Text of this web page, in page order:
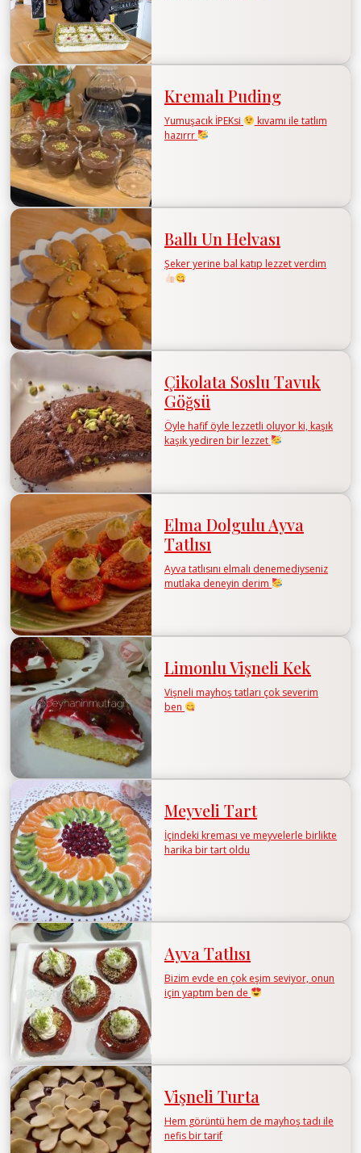
Kremalı Puding
Yumuşacık İPEKsi
kıvamı ile tatlım
hazırrr
Ballı Un Helvası
Şeker yerine bal katıp lezzet verdim
Çikolata Soslu Tavuk
Göğsü
Öyle hafif öyle lezzetli oluyor ki, kaşık
kaşık yediren bir lezzet
Elma Dolgulu Ayva
Tatlısı
Ayva tatlısını elmalı denemediyseniz
mutlaka deneyin derim
Limonlu Vişneli Kek
Vişneli mayhoş tatları çok severim
ben
Meyveli Tart
İçindeki kreması ve meyvelerle birlikte
harika bir tart oldu
Ayva Tatlısı
Bizim evde en çok eşim seviyor, onun
için yaptım ben de
Vişneli Turta
Hem görüntü hem de mayhoş tadı ile
nefis bir tarif